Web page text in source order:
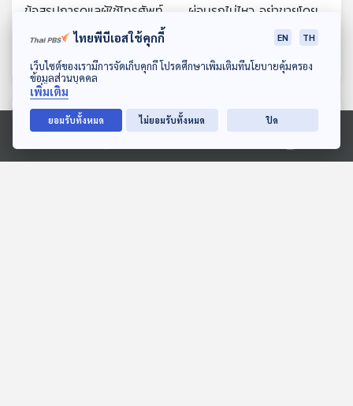
ดาวน์โหลด Thai PBS Podcast Application
Ⓒ 2020 องค์การกระจายเสียงและแพร่ภาพสาธารณะแห่งประเทศไทย
ข้อสรุปการดูแลผู้ใช้โทรศัพท์
มือถือซัมซุง11 รุ่นที่มีปัญหา
หน้าจอเป็นเส้นแนวตั้ง / ผัก
กาดหอม มีแคลเซียมเทียบ
เท่ากุ้งแห้งกับนม จริงหรือ
ผ่อนรถไม่ไหว อย่าขายโดย
ไม่เปลี่ยนสัญญาเด็ดขาด
อาจถูกเชิดรถหายต้องมา
ผ่อนลม / ความเชื่อเรื่องนอ
แรดมีสารประกอบอะไร
ตอนที่เกี่ยวข้อง
ไทยพีบีเอสใช้คุกกี้ EN TH
เว็บไซต์ของเรามีการจัดเก็บคุกกี้ โปรดศึกษาเพิ่มเติมที่นโยบายคุ้มครอง
ข้อมูลส่วนบุคคล
เพิ่มเติม
ยอมรับทั้งหมด ไม่ยอมรับทั้งหมด ปิด